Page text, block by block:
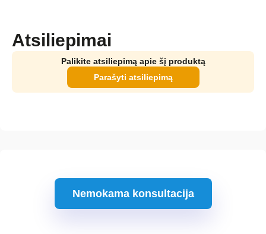
Atsiliepimai
Palikite atsiliepimą apie šį produktą
Parašyti atsiliepimą
Nemokama konsultacija